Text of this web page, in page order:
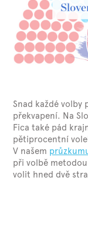
Snad každé
překvapení. Na
Fica také pád
pětiprocentní
V našem
při volbě
volit hned dvě